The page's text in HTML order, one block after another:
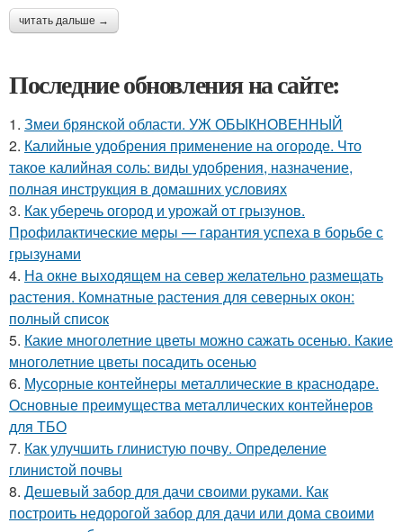
читать дальше →
Последние обновления на сайте:
1. Змеи брянской области. УЖ ОБЫКНОВЕННЫЙ
2. Калийные удобрения применение на огороде. Что
такое калийная соль: виды удобрения, назначение,
полная инструкция в домашних условиях
3. Как уберечь огород и урожай от грызунов.
Профилактические меры — гарантия успеха в борьбе с
грызунами
4. На окне выходящем на север желательно размещать
растения. Комнатные растения для северных окон:
полный список
5. Какие многолетние цветы можно сажать осенью. Какие
многолетние цветы посадить осенью
6. Мусорные контейнеры металлические в краснодаре.
Основные преимущества металлических контейнеров
для ТБО
7. Как улучшить глинистую почву. Определение
глинистой почвы
8. Дешевый забор для дачи своими руками. Как
построить недорогой забор для дачи или дома своими